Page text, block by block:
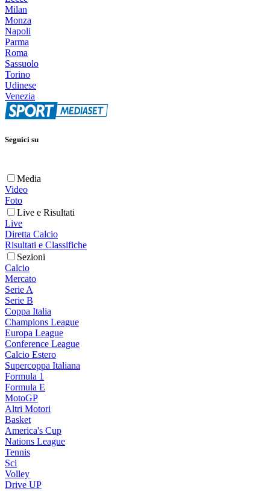
Milan
Monza
Napoli
Parma
Roma
Sassuolo
Torino
Udinese
Venezia
Seguici su
Media
Video
Foto
Live e Risultati
Live
Diretta Calcio
Risultati e Classifiche
Sezioni
Calcio
Mercato
Serie A
Serie B
Coppa Italia
Champions League
Europa League
Conference League
Calcio Estero
Supercoppa Italiana
Formula 1
Formula E
MotoGP
Altri Motori
Basket
America's Cup
Nations League
Tennis
Sci
Volley
Drive UP